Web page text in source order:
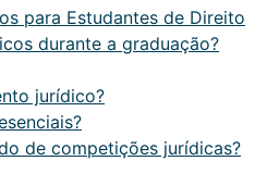
para Estudantes de Direito
durante a graduação?
jurídico?
de competições jurídicas?